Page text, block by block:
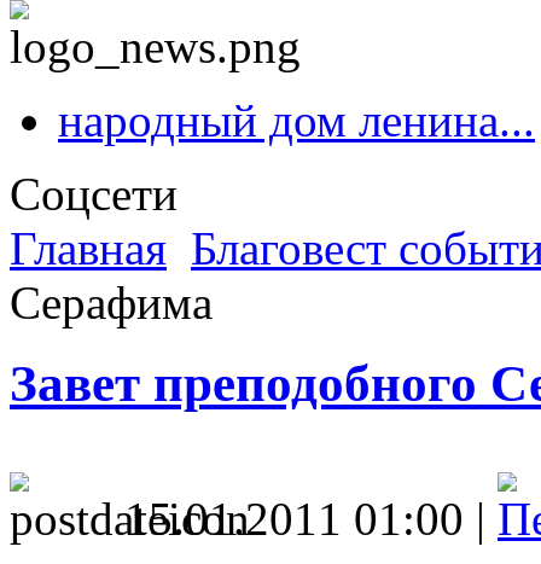
народный дом ленина...
Соцсети
Главная Благовест
Серафима
Завет преподобного
15.01.2011 01:00 |